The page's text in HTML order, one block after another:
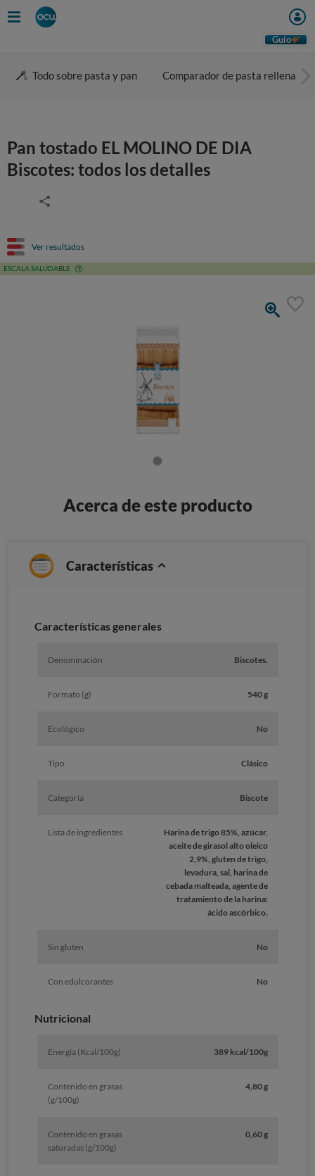
Guio
Todo sobre pasta y pan Comparador de pasta rellena
Pan tostado EL MOLINO DE DIA
Biscotes: todos los detalles
Ver resultados
ESCALA SALUDABLE
Acerca de este producto
Características
Características generales
Denominación Biscotes.
Formato (g) 540 g
Ecológico No
Tipo Clásico
Categoría Biscote
Lista de ingredientes
Harina de trigo 85%, azúcar,
aceite de girasol alto oleico
2,9%, gluten de trigo,
levadura, sal, harina de
cebada malteada, agente de
tratamiento de la harina:
ácido ascórbico.
Sin gluten No
Con edulcorantes No
Nutricional
Energía (Kcal/100g) 389 kcal/100g
Contenido en grasas
(g/100g)
4,80 g
Contenido en grasas
saturadas (g/100g)
0,60 g